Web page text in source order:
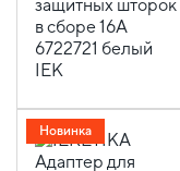
Новинка